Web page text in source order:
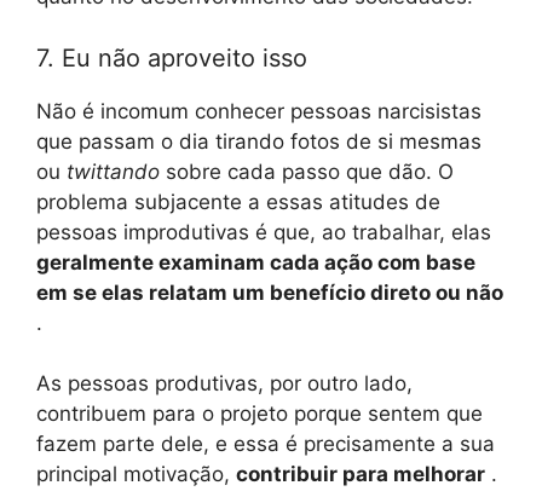
7. Eu não aproveito isso
Não é incomum conhecer pessoas narcisistas
que passam o dia tirando fotos de si mesmas
ou twittando sobre cada passo que dão. O
problema subjacente a essas atitudes de
pessoas improdutivas é que, ao trabalhar, elas
geralmente examinam cada ação com base
em se elas relatam um benefício direto ou não
.
As pessoas produtivas, por outro lado,
contribuem para o projeto porque sentem que
fazem parte dele, e essa é precisamente a sua
principal motivação, contribuir para melhorar .